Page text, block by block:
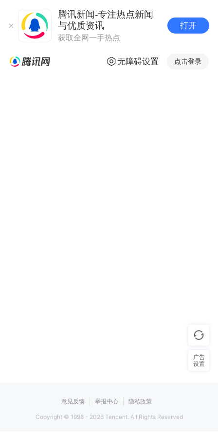
腾讯新闻-专注热点新闻
与优质资讯
获取全网一手热点
打开
无障碍设置 点击登录
意见反馈 举报中心 隐私政策
Copyright © 1998 - 2026Tencent. All Rights Reserved
广告
设置